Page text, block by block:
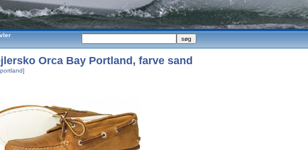
Orca Bay Portland, farve sand